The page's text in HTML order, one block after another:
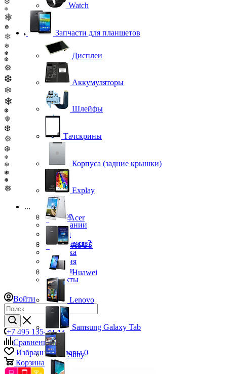
❄
❅
❅
❄
❄
❄
❆
❅
❆
❄
❄
❆
❅
❆
❅
❆
❄
❅
❅
❅
❅
...
Каталог
О компании
Бренды
Как заказать?
Доставка
Гарантия
Новости
Контакты
Войти
+7 495 135-39-43
Сравнение0
Избранные товары 0
Корзина
Watch
Запчасти для планшетов
Дисплеи
Аккумуляторы
Шлейфы
Тачскрины
Корпуса (задние крышки)
Explay
Acer
ASUS
Huawei
Lenovo
Samsung Galaxy Tab
Sony